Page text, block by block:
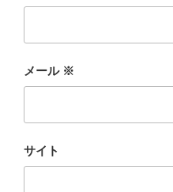
メール ※
サイト